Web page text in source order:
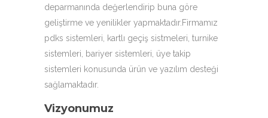
deparmanında değerlendirip buna göre
geliştirme ve yenilikler yapmaktadır.Firmamız
pdks sistemleri, kartlı geçiş sistmeleri, turnike
sistemleri, bariyer sistemleri, üye takip
sistemleri konusunda ürün ve yazılım desteği
sağlamaktadır.
Vizyonumuz